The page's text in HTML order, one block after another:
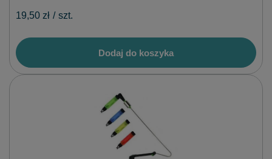
19,50 zł / szt.
Dodaj do koszyka